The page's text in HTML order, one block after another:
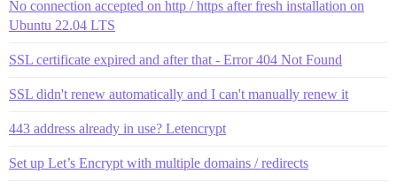
No connection accepted on http / https after fresh installation on
Ubuntu 22.04 LTS
SSL certificate expired and after that - Error 404 Not Found
SSL didn't renew automatically and I can't manually renew it
443 address already in use? Letencrypt
Set up Let’s Encrypt with multiple domains / redirects